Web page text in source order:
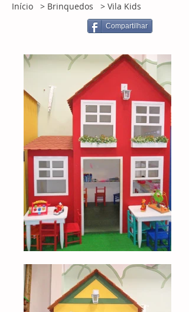
Início > Brinquedos > Vila Kids
Compartilhar